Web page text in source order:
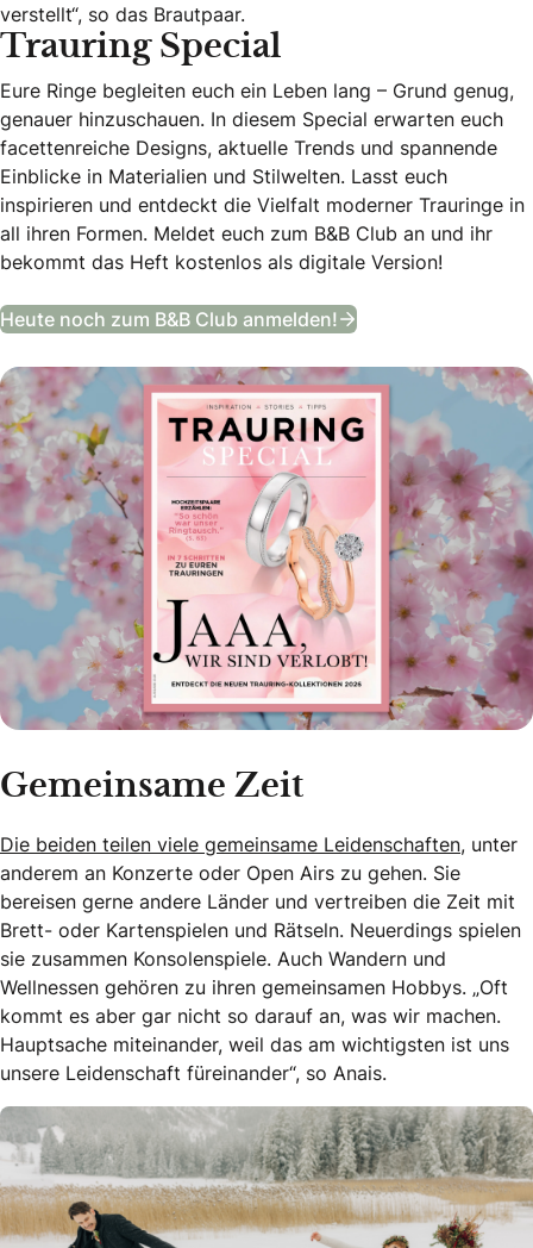
verstellt“, so das Brautpaar.
Trauring Special
Eure Ringe begleiten euch ein Leben lang – Grund genug,
genauer hinzuschauen. In diesem Special erwarten euch
facettenreiche Designs, aktuelle Trends und spannende
Einblicke in Materialien und Stilwelten. Lasst euch
inspirieren und entdeckt die Vielfalt moderner Trauringe in
all ihren Formen. Meldet euch zum B&B Club an und ihr
bekommt das Heft kostenlos als digitale Version!
Heute noch zum B&B Club anmelden! Trauring Special
Gemeinsame Zeit
Die beiden teilen viele gemeinsame Leidenschaften, unter
anderem an Konzerte oder Open Airs zu gehen. Sie
bereisen gerne andere Länder und vertreiben die Zeit mit
Brett- oder Kartenspielen und Rätseln. Neuerdings spielen
sie zusammen Konsolenspiele. Auch Wandern und
Wellnessen gehören zu ihren gemeinsamen Hobbys. „Oft
kommt es aber gar nicht so darauf an, was wir machen.
Hauptsache miteinander, weil das am wichtigsten ist uns
unsere Leidenschaft füreinander“, so Anais.